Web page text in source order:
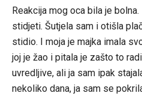
Reakcija mog oca bila je
stidjeti. Šutjela sam i otišla
stidio. I moja je majka imala
joj je žao i pitala je zašto to
uvredljive, ali ja sam ipak
nekoliko dana, ja sam se